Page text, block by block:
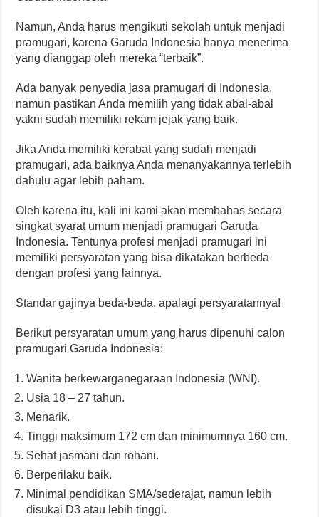
Namun, Anda harus mengikuti sekolah untuk menjadi
pramugari, karena Garuda Indonesia hanya menerima
yang dianggap oleh mereka “terbaik”.
Ada banyak penyedia jasa pramugari di Indonesia,
namun pastikan Anda memilih yang tidak abal-abal
yakni sudah memiliki rekam jejak yang baik.
Jika Anda memiliki kerabat yang sudah menjadi
pramugari, ada baiknya Anda menanyakannya terlebih
dahulu agar lebih paham.
Oleh karena itu, kali ini kami akan membahas secara
singkat syarat umum menjadi pramugari Garuda
Indonesia. Tentunya profesi menjadi pramugari ini
memiliki persyaratan yang bisa dikatakan berbeda
dengan profesi yang lainnya.
Standar gajinya beda-beda, apalagi persyaratannya!
Berikut persyaratan umum yang harus dipenuhi calon
pramugari Garuda Indonesia:
Wanita berkewarganegaraan Indonesia (WNI).
Usia 18 – 27 tahun.
Menarik.
Tinggi maksimum 172 cm dan minimumnya 160 cm.
Sehat jasmani dan rohani.
Berperilaku baik.
Minimal pendidikan SMA/sederajat, namun lebih
disukai D3 atau lebih tinggi.